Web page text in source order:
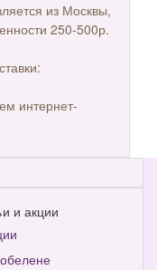
из Москвы,
250-500р.
интернет-
и акции